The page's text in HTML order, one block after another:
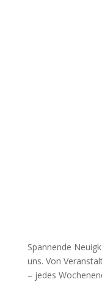
Spannende
uns. Von
– jedes